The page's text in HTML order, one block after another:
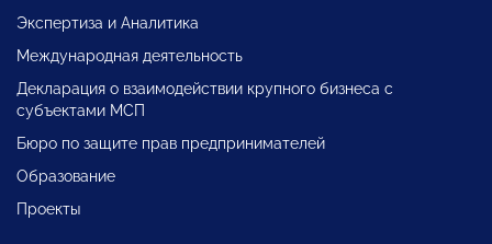
Экспертиза и Аналитика
Международная деятельность
Декларация о взаимодействии крупного бизнеса с
субъектами МСП
Бюро по защите прав предпринимателей
Образование
Проекты